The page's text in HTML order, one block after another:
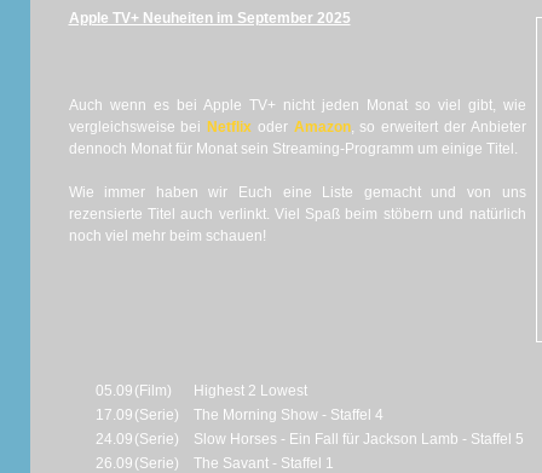
Apple TV+ Neuheiten im September 2025
Auch wenn es bei Apple TV+ nicht jeden Monat so viel gibt, wie
vergleichsweise bei Netflix oder Amazon, so erweitert der Anbieter
dennoch Monat für Monat sein Streaming-Programm um einige Titel.
Wie immer haben wir Euch eine Liste gemacht und von uns
rezensierte Titel auch verlinkt. Viel Spaß beim stöbern und natürlich
noch viel mehr beim schauen!
05.09 (Film)
Highest 2 Lowest
17.09 (Serie)
The Morning Show - Staffel 4
24.09 (Serie)
Slow Horses - Ein Fall für Jackson Lamb - Staffel 5
26.09 (Serie)
The Savant - Staffel 1